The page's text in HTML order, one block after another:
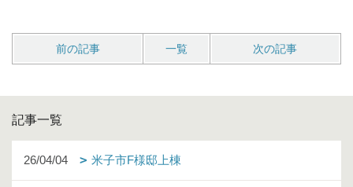
前の記事 一覧 次の記事
記事一覧
26/04/04 米子市F様邸上棟